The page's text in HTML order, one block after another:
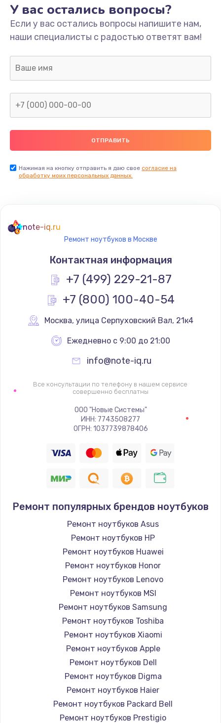
У вас остались вопросы?
Если у вас остались вопросы напишите нам,
наши специалисты с радостью ответят вам!
Нажимая на кнопку отправить я даю свое согласие на
обработку моих персональных данных.
note-iq.ru
Ремонт ноутбуков в Москве
Контактная информация
+7 (499) 229-21-87
+7 (800) 100-40-54
Москва, улица Серпуховский Вал, 21к4
Ежедневно с 9:00 до 21:00
info@note-iq.ru
Все консультации по телефону в нашем сервисе
совершенно бесплатны
ООО "Новые Системы"
ИНН: 7743508277
ОГРН: 1037739878406
Ремонт популярных брендов ноутбуков
Ремонт ноутбуков Asus
Ремонт ноутбуков HP
Ремонт ноутбуков Huawei
Ремонт ноутбуков Honor
Ремонт ноутбуков Lenovo
Ремонт ноутбуков MSI
Ремонт ноутбуков Samsung
Ремонт ноутбуков Toshiba
Ремонт ноутбуков Xiaomi
Ремонт ноутбуков Apple
Ремонт ноутбуков Dell
Ремонт ноутбуков Digma
Ремонт ноутбуков Haier
Ремонт ноутбуков Packard Bell
Ремонт ноутбуков Prestigio